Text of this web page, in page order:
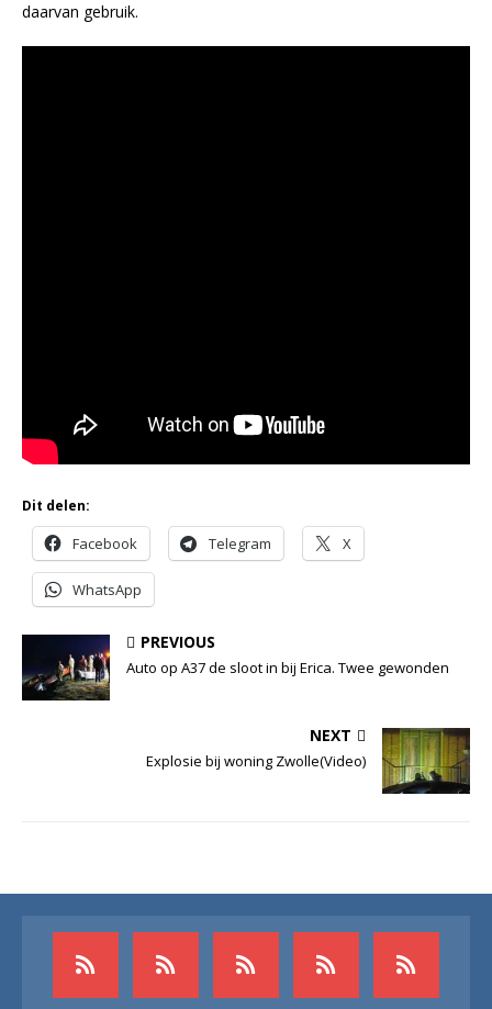
daarvan gebruik.
Dit delen:
Facebook Telegram X
WhatsApp
PREVIOUS
Auto op A37 de sloot in bij Erica. Twee gewonden
NEXT
Explosie bij woning Zwolle(Video)